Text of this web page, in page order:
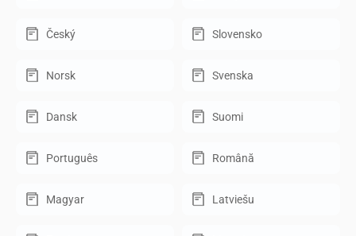
Český Slovensko
Norsk Svenska
Dansk Suomi
Português Română
Magyar Latviešu